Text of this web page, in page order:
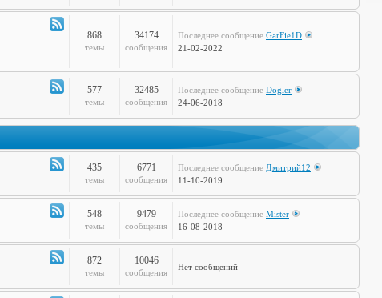
-
Канал868
темы
34174
сообщения
Последнее сообщение GarFie1D
21-02-2022
Канал
-
577
темы
32485
сообщения
Последнее сообщение Dogler
24-06-2018
Канал
-
435
темы
6771
сообщения
Последнее сообщение Дмитрий12
11-10-2019
Канал
-
Музыкальные
548
темы
9479
сообщения
Последнее сообщение Mister
16-08-2018
Канал
-
872
темы
10046
сообщения
Нет сообщений